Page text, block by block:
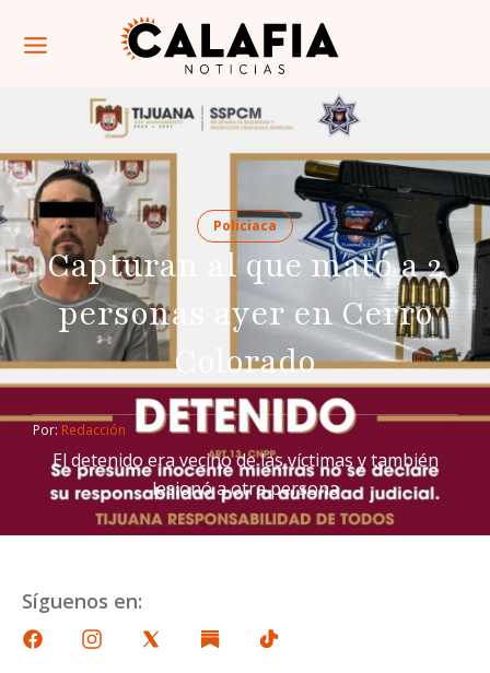
Policiaca
Capturan al que mató a 2
personas ayer en Cerro
Colorado
Por: Redacción
El detenido era vecino de las víctimas y también
lesionó a otra persona
Síguenos en: